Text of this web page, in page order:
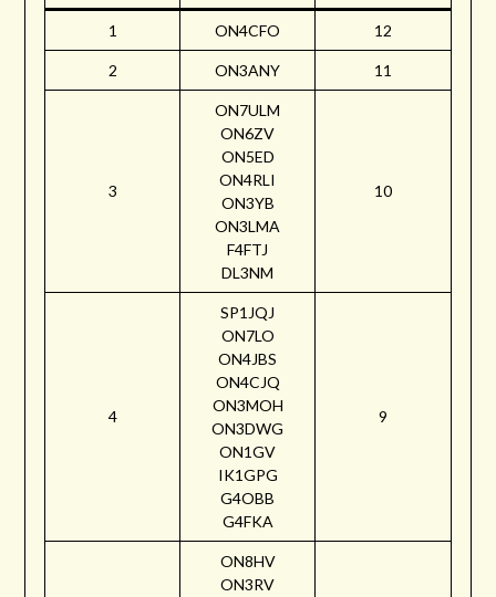
1 ON4CFO 12
2 ON3ANY 11
3
ON7ULM
ON6ZV
ON5ED
ON4RLI
ON3YB
ON3LMA
F4FTJ
DL3NM
10
4
SP1JQJ
ON7LO
ON4JBS
ON4CJQ
ON3MOH
ON3DWG
ON1GV
IK1GPG
G4OBB
G4FKA
9
ON8HV
ON3RV